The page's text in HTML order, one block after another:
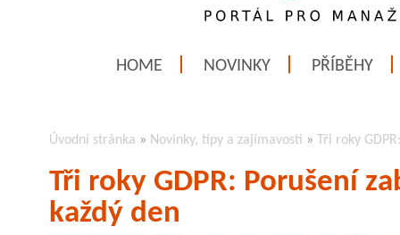
HOME NOVINKY PŘÍBĚHY
Úvodní stránka » Novinky, tipy a zajímavosti » Tři roky
Tři roky GDPR: Porušení
každý den